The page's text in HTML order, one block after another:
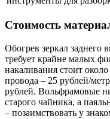
Стоимость
Обогрев зеркал заднего
требует крайне малых
накаливания стоит
провода – 25 рублей/
рублей. Вольфрамовые
старого чайника, а
– позаимствовать у